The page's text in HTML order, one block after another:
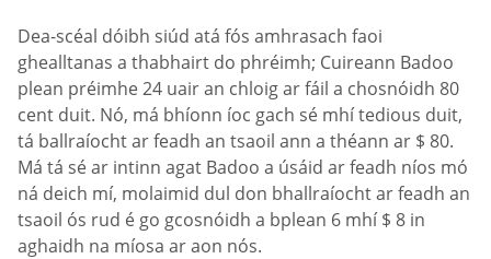
Dea-scéal dóibh siúd atá fós amhrasach faoi
ghealltanas a thabhairt do phréimh; Cuireann Badoo
plean préimhe 24 uair an chloig ar fáil a chosnóidh 80
cent duit. Nó, má bhíonn íoc gach sé mhí tedious duit,
tá ballraíocht ar feadh an tsaoil ann a théann ar $ 80.
Má tá sé ar intinn agat Badoo a úsáid ar feadh níos mó
ná deich mí, molaimid dul don bhallraíocht ar feadh an
tsaoil ós rud é go gcosnóidh a bplean 6 mhí $ 8 in
aghaidh na míosa ar aon nós.